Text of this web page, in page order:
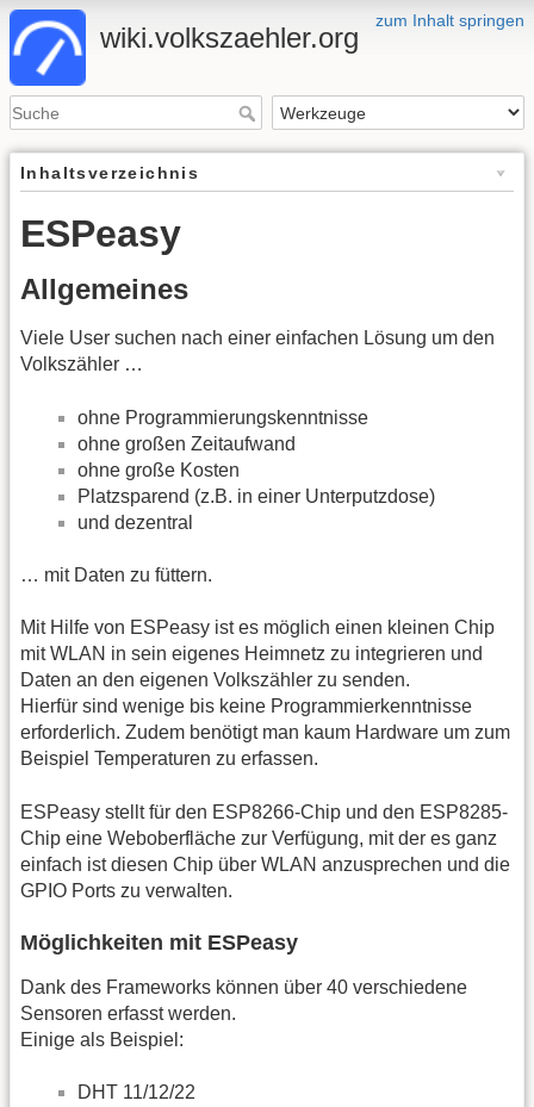
zum Inhalt springen
wiki.volkszaehler.org
Inhaltsverzeichnis
ESPeasy
Allgemeines
Viele User suchen nach einer einfachen Lösung um den
Volkszähler …
ohne Programmierungskenntnisse
ohne großen Zeitaufwand
ohne große Kosten
Platzsparend (z.B. in einer Unterputzdose)
und dezentral
… mit Daten zu füttern.
Mit Hilfe von ESPeasy ist es möglich einen kleinen Chip
mit WLAN in sein eigenes Heimnetz zu integrieren und
Daten an den eigenen Volkszähler zu senden.
Hierfür sind wenige bis keine Programmierkenntnisse
erforderlich. Zudem benötigt man kaum Hardware um zum
Beispiel Temperaturen zu erfassen.
ESPeasy stellt für den ESP8266-Chip und den ESP8285-
Chip eine Weboberfläche zur Verfügung, mit der es ganz
einfach ist diesen Chip über WLAN anzusprechen und die
GPIO Ports zu verwalten.
Möglichkeiten mit ESPeasy
Dank des Frameworks können über 40 verschiedene
Sensoren erfasst werden.
Einige als Beispiel:
DHT 11/12/22